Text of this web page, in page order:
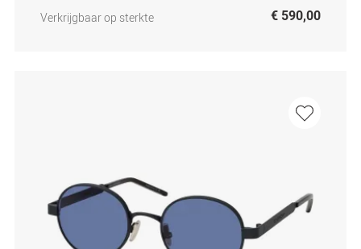
Verkrijgbaar op sterkte € 590,00